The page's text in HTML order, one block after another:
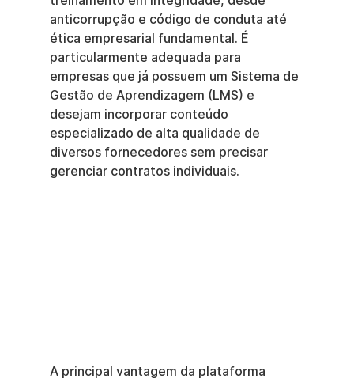
anticorrupção e código de conduta até
ética empresarial fundamental. É
particularmente adequada para
empresas que já possuem um Sistema de
Gestão de Aprendizagem (LMS) e
desejam incorporar conteúdo
especializado de alta qualidade de
diversos fornecedores sem precisar
gerenciar contratos individuais.
A principal vantagem da plataforma